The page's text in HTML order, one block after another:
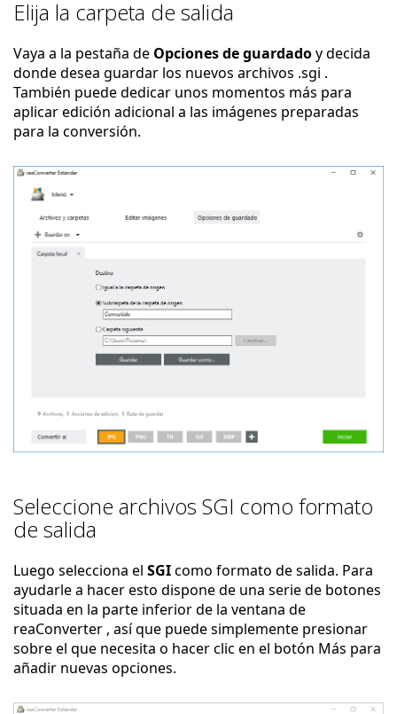
Elija la carpeta de salida
Vaya a la pestaña de Opciones de guardadoy decida
donde desea guardar los nuevos archivos .sgi .
También puede dedicar unos momentos más para
aplicar edición adicional a las imágenes preparadas
para la conversión.
Seleccione archivos SGI como formato
de salida
Luego selecciona el SGIcomo formato de salida. Para
ayudarle a hacer esto dispone de una serie de botones
situada en la parte inferior de la ventana de
reaConverter , así que puede simplemente presionar
sobre el que necesita o hacer clic en el botón Más para
añadir nuevas opciones.